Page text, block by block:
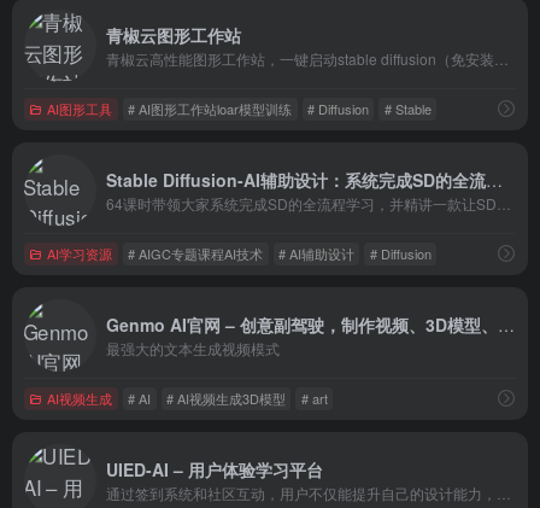
青椒云图形工作站
AI图形工具 # AI图形工作站loar模型训练 # Diffusion # Stable
Stable Diffusion-AI辅助设计：系统完成SD的全流程学习
AI学习资源 # AIGC专题课程AI技术 # AI辅助设计 # Diffusion
Genmo AI官网 – 创意副驾驶，制作视频、3D模型、图像、艺术作品
最强大的文本生成视频模式
AI视频生成 # AI # AI视频生成3D模型 # art
UIED-AI – 用户体验学习平台